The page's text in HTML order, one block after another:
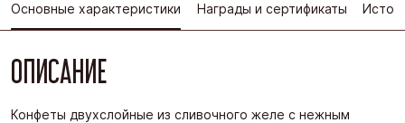
Основные характеристики Награды и сертификаты
ОПИСАНИЕ
Конфеты двухслойные из сливочного желе с нежным